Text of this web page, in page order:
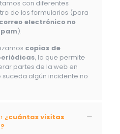
con diferentes
de los formularios (para
correo electrónico no
).
copias de
, lo que permite
partes de la web en
suceda algún incidente no
¿cuántas visitas